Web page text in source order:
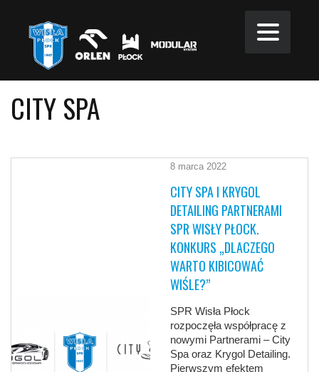
CITY SPA
8 marca 2022
CITY SPA I KRYGOL
DETAILING PARTNERAMI
SPR WISŁY PŁOCK.
KONKURS „DLACZEGO
WARTO KIBICOWAĆ
WIŚLE?”
SPR Wisła Płock
rozpoczęła współpracę z
nowymi Partnerami – City
Spa oraz Krygol Detailing.
Pierwszym efektem